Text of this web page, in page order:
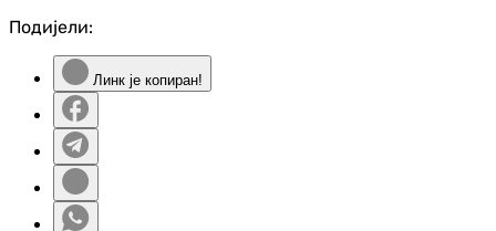
Подијели:
Линк је копиран!